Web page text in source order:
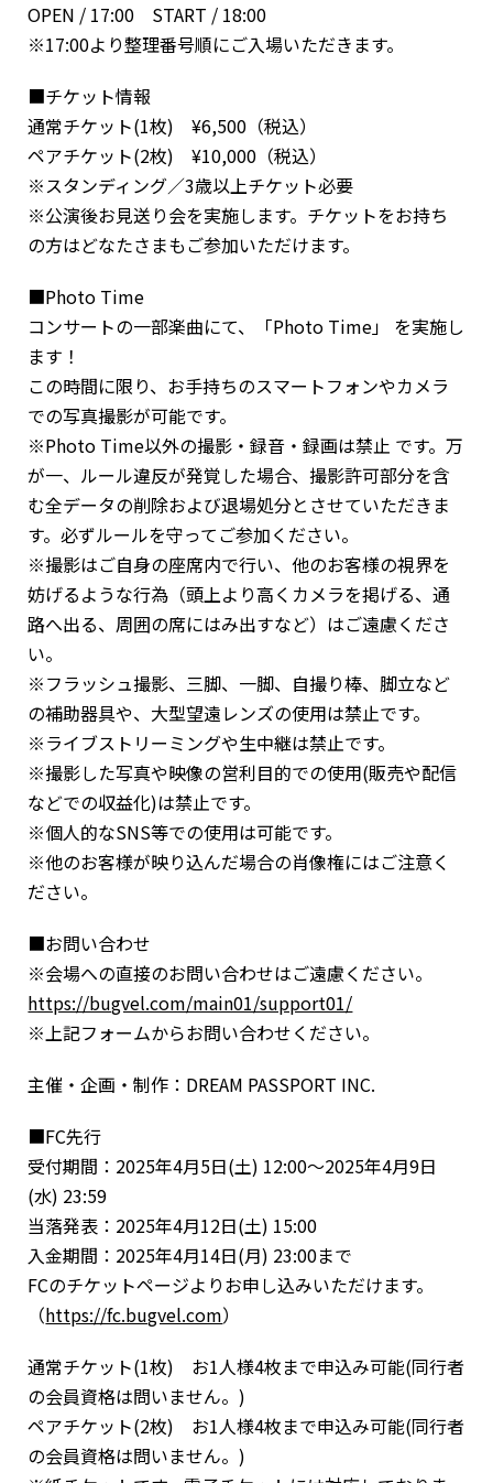
OPEN / 17:00 START / 18:00
※17:00より整理番号順にご入場いただきます。
■チケット情報
通常チケット(1枚) ¥6,500（税込）
ペアチケット(2枚) ¥10,000（税込）
※スタンディング／3歳以上チケット必要
※公演後お見送り会を実施します。チケットをお持ち
の方はどなたさまもご参加いただけます。
■Photo Time
コンサートの一部楽曲にて、「Photo Time」 を実施し
ます！
この時間に限り、お手持ちのスマートフォンやカメラ
での写真撮影が可能です。
※Photo Time以外の撮影・録音・録画は禁止 です。万
が一、ルール違反が発覚した場合、撮影許可部分を含
む全データの削除および退場処分とさせていただきま
す。必ずルールを守ってご参加ください。
※撮影はご自身の座席内で行い、他のお客様の視界を
妨げるような行為（頭上より高くカメラを掲げる、通
路へ出る、周囲の席にはみ出すなど）はご遠慮くださ
い。
※フラッシュ撮影、三脚、一脚、自撮り棒、脚立など
の補助器具や、大型望遠レンズの使用は禁止です。
※ライブストリーミングや生中継は禁止です。
※撮影した写真や映像の営利目的での使用(販売や配信
などでの収益化)は禁止です。
※個人的なSNS等での使用は可能です。
※他のお客様が映り込んだ場合の肖像権にはご注意く
ださい。
■お問い合わせ
※会場への直接のお問い合わせはご遠慮ください。
https://bugvel.com/main01/support01/
※上記フォームからお問い合わせください。
主催・企画・制作：DREAM PASSPORT INC.
■FC先行
受付期間：2025年4月5日(土) 12:00〜2025年4月9日
(水) 23:59
当落発表：2025年4月12日(土) 15:00
入金期間：2025年4月14日(月) 23:00まで
FCのチケットページよりお申し込みいただけます。
（https://fc.bugvel.com）
通常チケット(1枚) お1人様4枚まで申込み可能(同行者
の会員資格は問いません。)
ペアチケット(2枚) お1人様4枚まで申込み可能(同行者
の会員資格は問いません。)